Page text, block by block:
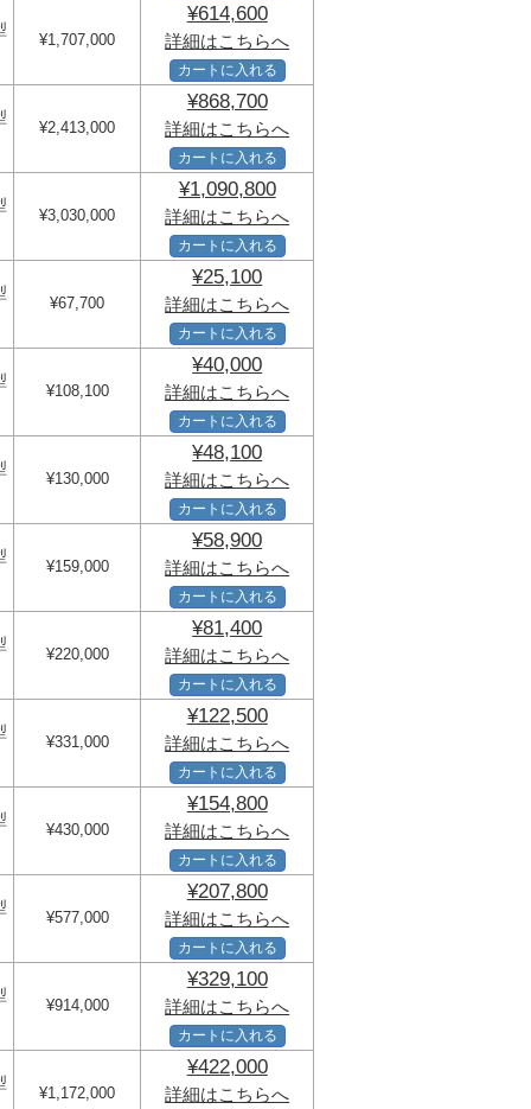
¥1,707,000
¥614,600
詳細はこちらへ
カートに入れる
¥2,413,000
¥868,700
詳細はこちらへ
カートに入れる
¥3,030,000
¥1,090,800
詳細はこちらへ
カートに入れる
¥67,700
¥25,100
詳細はこちらへ
カートに入れる
¥108,100
¥40,000
詳細はこちらへ
カートに入れる
¥130,000
¥48,100
詳細はこちらへ
カートに入れる
¥159,000
¥58,900
詳細はこちらへ
カートに入れる
¥220,000
¥81,400
詳細はこちらへ
カートに入れる
¥331,000
¥122,500
詳細はこちらへ
カートに入れる
¥430,000
¥154,800
詳細はこちらへ
カートに入れる
¥577,000
¥207,800
詳細はこちらへ
カートに入れる
¥914,000
¥329,100
詳細はこちらへ
カートに入れる
¥1,172,000
¥422,000
詳細はこちらへ